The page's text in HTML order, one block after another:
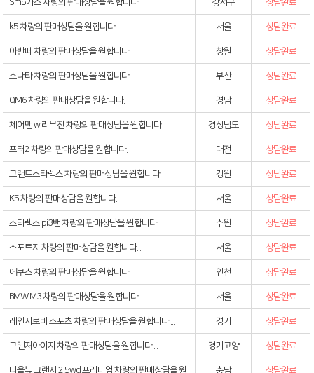
Sm5가스 차량의 판매상담을 원합니다. 강서구 상담완료
k5 차량의 판매상담을 원합니다. 서울 상담완료
아반떼 차량의 판매상담을 원합니다. 창원 상담완료
소나타 차량의 판매상담을 원합니다. 부산 상담완료
QM6 차량의 판매상담을 원합니다. 경남 상담완료
체어맨 w 리무진 차량의 판매상담을 원합니다.... 경상남도 상담완료
포터2 차량의 판매상담을 원합니다. 대전 상담완료
그랜드스타렉스 차량의 판매상담을 원합니다.... 강원 상담완료
K5 차량의 판매상담을 원합니다. 서울 상담완료
스타렉스lpi3밴 차량의 판매상담을 원합니다.... 수원 상담완료
스포트지 차량의 판매상담을 원합니다.... 서울 상담완료
에쿠스 차량의 판매상담을 원합니다. 인천 상담완료
BMW M3 차량의 판매상담을 원합니다. 서울 상담완료
레인지로버 스포츠 차량의 판매상담을 원합니다.... 경기 상담완료
그렌져아이지 차량의 판매상담을 원합니다.... 경기고양 상담완료
디올뉴 그랜저 2.5wd 프리미엄 차량의 판매상담을 원 충남 상담완료